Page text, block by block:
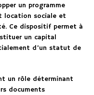
un programme
location sociale et
Ce dispositif permet à
un capital
d’un statut de
un rôle déterminant
documents